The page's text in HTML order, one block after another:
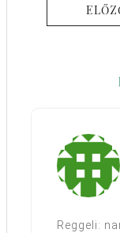
Reggeli: